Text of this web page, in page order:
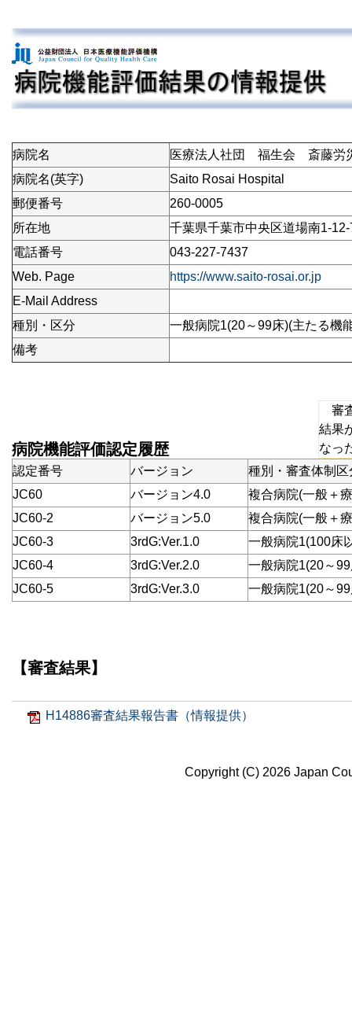
病院名
医療法人社団 福生会 斎藤労
病院名(英字)
Saito Rosai Hospital
郵便番号
260-0005
所在地
千葉県千葉市中央区道場南1-12-
電話番号
043-227-7437
Web. Page
https://www.saito-rosai.or.jp
E-Mail Address
種別・区分
一般病院1(20～99床)(主たる機
備考
病院機能評価認定履歴
審
結果
なっ
認定番号
バージョン
種別・審査体制区
JC60
バージョン4.0
複合病院(一般＋
JC60-2
バージョン5.0
複合病院(一般＋
JC60-3
3rdG:Ver.1.0
一般病院1(100床
JC60-4
3rdG:Ver.2.0
一般病院1(20～
JC60-5
3rdG:Ver.3.0 一般病院1(20～
【審査結果】
H14886審査結果報告書（情報提供）
Copyright (C) 2026 Japan